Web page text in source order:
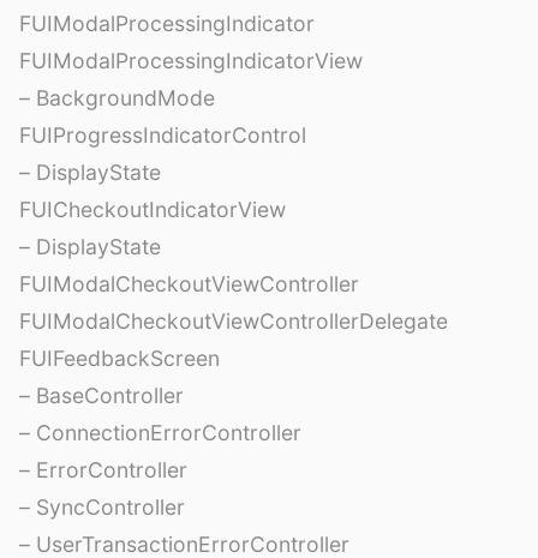
FUIModalProcessingIndicator
FUIModalProcessingIndicatorView
– BackgroundMode
FUIProgressIndicatorControl
– DisplayState
FUICheckoutIndicatorView
– DisplayState
FUIModalCheckoutViewController
FUIModalCheckoutViewControllerDelegate
FUIFeedbackScreen
– BaseController
– ConnectionErrorController
– ErrorController
– SyncController
– UserTransactionErrorController